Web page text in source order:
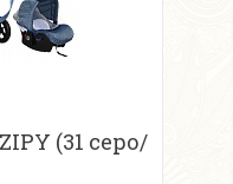
(31 серо/